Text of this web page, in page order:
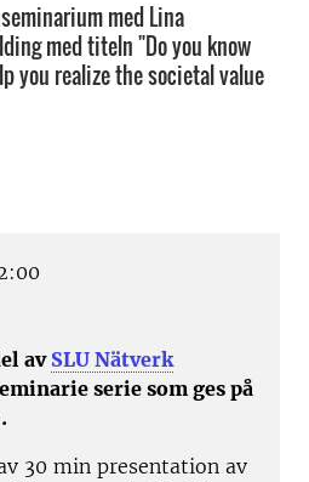
med Lina
med titeln "Do you know
you realize the societal value
av SLU Nätverk
serie som ges på
30 min presentation av